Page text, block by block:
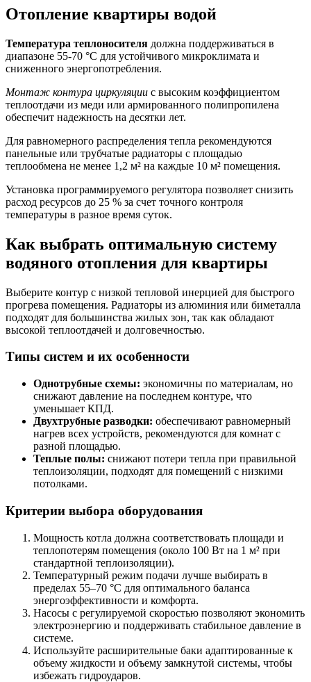
Отопление квартиры водой
Температура теплоносителя должна поддерживаться в
диапазоне 55-70 °C для устойчивого микроклимата и
сниженного энергопотребления.
Монтаж контура циркуляции с высоким коэффициентом
теплоотдачи из меди или армированного полипропилена
обеспечит надежность на десятки лет.
Для равномерного распределения тепла рекомендуются
панельные или трубчатые радиаторы с площадью
теплообмена не менее 1,2 м² на каждые 10 м² помещения.
Установка программируемого регулятора позволяет снизить
расход ресурсов до 25 % за счет точного контроля
температуры в разное время суток.
Как выбрать оптимальную систему
водяного отопления для квартиры
Выберите контур с низкой тепловой инерцией для быстрого
прогрева помещения. Радиаторы из алюминия или биметалла
подходят для большинства жилых зон, так как обладают
высокой теплоотдачей и долговечностью.
Типы систем и их особенности
Однотрубные схемы: экономичны по материалам, но
снижают давление на последнем контуре, что
уменьшает КПД.
Двухтрубные разводки: обеспечивают равномерный
нагрев всех устройств, рекомендуются для комнат с
разной площадью.
Теплые полы: снижают потери тепла при правильной
теплоизоляции, подходят для помещений с низкими
потолками.
Критерии выбора оборудования
Мощность котла должна соответствовать площади и
теплопотерям помещения (около 100 Вт на 1 м² при
стандартной теплоизоляции).
Температурный режим подачи лучше выбирать в
пределах 55–70 °C для оптимального баланса
энергоэффективности и комфорта.
Насосы с регулируемой скоростью позволяют экономить
электроэнергию и поддерживать стабильное давление в
системе.
Используйте расширительные баки адаптированные к
объему жидкости и объему замкнутой системы, чтобы
избежать гидроударов.